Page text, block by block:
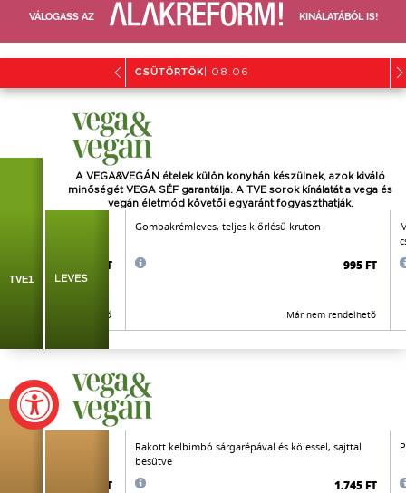
VÁLOGASS AZ KINÁLATÁBÓL IS!
CSÜTÖRTÖK | 08.06
A VEGA&VEGÁN ételek külön konyhán készülnek, azok kiváló
minőségét VEGA SÉF garantálja. A TVE sorok kínálatát a vega és
vegán életmód követői egyarántfogyaszthatják.
TVE1 LEVES
890 FT
Már nem rendelhető
Gombakrémleves, teljes kiőrlésű kruton
995 FT
Már nem rendelhető
1.845 FT
Rakott kelbimbó sárgarépával és kölessel, sajttal
besütve
1.745 FT